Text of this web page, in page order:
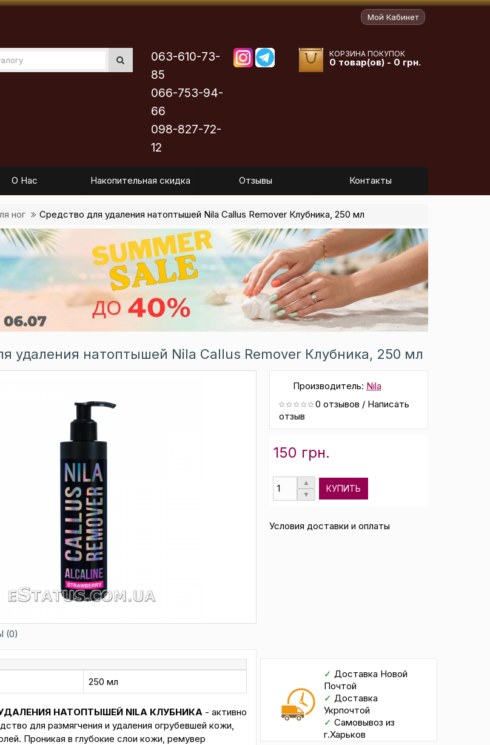
Мой Кабинет
063-610-73-
85
066-753-94-
66
098-827-72-
12
КОРЗИНА ПОКУПОК
0 товар(ов) - 0 грн.
О Нас Накопительная скидка Отзывы Контакты
ног Средство для удаления натоптышей Nila Callus Remover Клубника, 250 мл
удаления натоптышей Nila Callus Remover Клубника, 250 мл
(0)
Производитель: Nila
0 отзывов / Написать
отзыв
150 грн.
КУПИТЬ
Условия доставки и оплаты
250 мл
НАТОПТЫШЕЙ NILA КЛУБНИКА - активно
для размягчения и удаления огрубевшей кожи,
Проникая в глубокие слои кожи, ремувер
✓ Доставка Новой
Почтой
✓ Доставка
Укрпочтой
✓ Самовывоз из
г.Харьков